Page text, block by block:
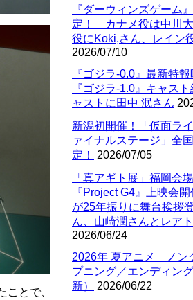
とで、
『ダーウィンズゲーム
定！ カナメ役は中川
役にKōki,さん、レイン
2026/07/10
『ゴジラ-0.0』最新特
『ゴジラ-1.0』キャス
ャストに田中 泯さん
新潟初開催！「仮面ラ
ァイナルステージ」全
定！
2026/07/05
「真アギト展」福岡会
『Project G4』上映会
が25年振りに舞台挨拶
ん、山崎潤さんとレア
2026/06/24
2026年 夏アニメ ノン
プニング／エンディン
新）
2026/06/22